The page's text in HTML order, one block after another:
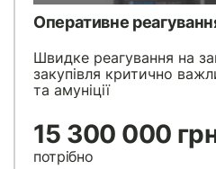
Оперативне
Швидке реагування на
закупівля критично
та амуніції
15 300 000
потрібно